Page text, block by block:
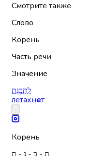
Смотрите также
Слово
Корень
Часть речи
Значение
לְתַכְנֵת
летахнет
Корень